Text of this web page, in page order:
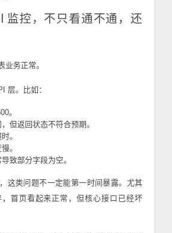
监控，不只看通不通，还
业务正常。
层。比如：
。
但返回状态不符合预期。
。
。
致部分字段为空。
这类问题不一定能第一时间暴露。尤其
首页看起来正常，但核心接口已经坏